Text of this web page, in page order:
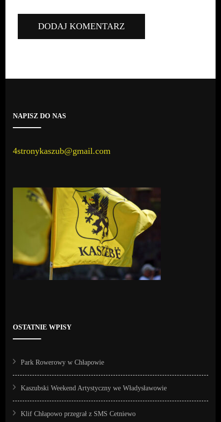
NAPISZ DO NAS
4stronykaszub@gmail.com
OSTATNIE WPISY
Park Rowerowy w Chłapowie
Kaszubski Weekend Artystyczny we Władysławowie
Klif Chłapowo przegrał z SMS Cetniewo